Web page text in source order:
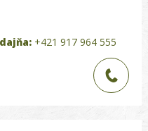
+421 917 964 555